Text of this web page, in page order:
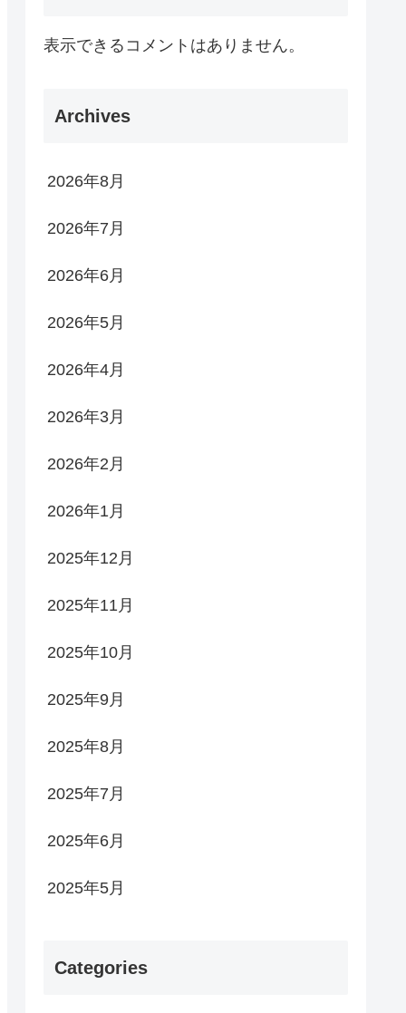
表示できるコメントはありません。
Archives
2026年8月
2026年7月
2026年6月
2026年5月
2026年4月
2026年3月
2026年2月
2026年1月
2025年12月
2025年11月
2025年10月
2025年9月
2025年8月
2025年7月
2025年6月
2025年5月
Categories